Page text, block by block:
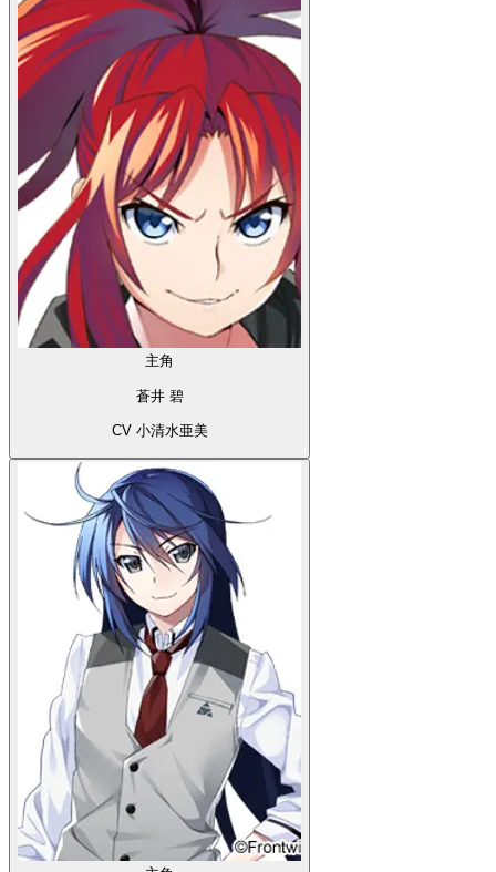
主角
蒼井 碧
CV 小清水亜美